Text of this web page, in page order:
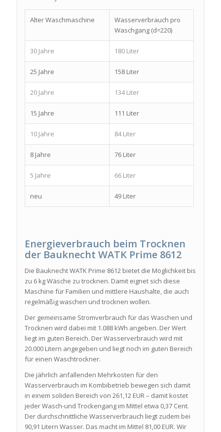
Alter Waschmaschine
Wasserverbrauch pro
Waschgang (d=220)
30 Jahre 180 Liter
25 Jahre 158 Liter
20 Jahre 134 Liter
15 Jahre 111 Liter
10 Jahre 84 Liter
8 Jahre 76 Liter
5 Jahre 66 Liter
neu 49 Liter
Energieverbrauch beim Trocknen
der Bauknecht WATK Prime 8612
Die Bauknecht WATK Prime 8612 bietet die Möglichkeit bis
zu 6 kg Wäsche zu trocknen. Damit eignet sich diese
Maschine für Familien und mittlere Haushalte, die auch
regelmäßig waschen und trocknen wollen.
Der gemeinsame Stromverbrauch für das Waschen und
Trocknen wird dabei mit 1.088 kWh angeben. Der Wert
liegt im guten Bereich. Der Wasserverbrauch wird mit
20.000 Litern angegeben und liegt noch im guten Bereich
für einen Waschtrockner.
Die jährlich anfallenden Mehrkosten für den
Wasserverbrauch im Kombibetrieb bewegen sich damit
in einem soliden Bereich von 261,12 EUR – damit kostet
jeder Wasch-und Trockengang im Mittel etwa 0,37 Cent.
Der durchschnittliche Wasserverbrauch liegt zudem bei
90,91 Litern Wasser. Das macht im Mittel 81,00 EUR. Wir